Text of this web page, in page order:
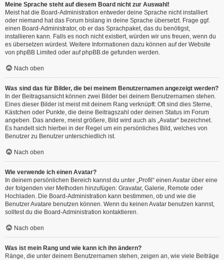
Meine Sprache steht auf diesem Board nicht zur Auswahl!
Meist hat die Board-Administration entweder deine Sprache nicht installiert
oder niemand hat das Forum bislang in deine Sprache übersetzt. Frage ggf.
einen Board-Administrator, ob er das Sprachpaket, das du benötigst,
installieren kann. Falls es noch nicht existiert, würden wir uns freuen, wenn du
es übersetzen würdest. Weitere Informationen dazu können auf der Website
von phpBB Limited oder aufphpBB.de gefunden werden.
Nach oben
Was sind das für Bilder, die bei meinem Benutzernamen angezeigt werden?
In der Beitragsansicht können zwei Bilder bei deinem Benutzernamen stehen.
Eines dieser Bilder ist meist mit deinem Rang verknüpft: Oft sind dies Sterne,
Kästchen oder Punkte, die deine Beitragszahl oder deinen Status im Forum
angeben. Das andere, meist größere, Bild wird auch als „Avatar“ bezeichnet.
Es handelt sich hierbei in der Regel um ein persönliches Bild, welches von
Benutzer zu Benutzer unterschiedlich ist.
Nach oben
Wie verwende ich einen Avatar?
In deinem persönlichen Bereich kannst du unter „Profil“ einen Avatar über eine
der folgenden vier Methoden hinzufügen: Gravatar, Galerie, Remote oder
Hochladen. Die Board-Administration kann bestimmen, ob und wie die
Benutzer Avatare benutzen können. Wenn du keinen Avatar benutzen kannst,
solltest du die Board-Administration kontaktieren.
Nach oben
Was ist mein Rang und wie kann ich ihn ändern?
Ränge, die unter deinem Benutzernamen stehen, zeigen an, wie viele Beiträge